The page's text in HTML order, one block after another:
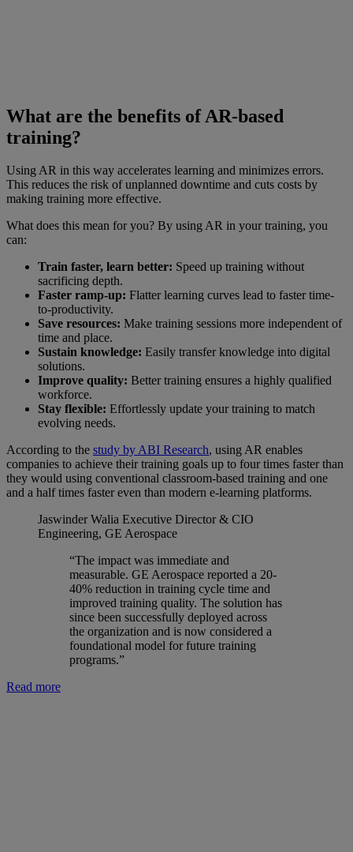
What are the benefits of AR-based
training?
Using AR in this way accelerates learning and minimizes errors.
This reduces the risk of unplanned downtime and cuts costs by
making training more effective.
What does this mean for you? By using AR in your training, you
can:
Train faster, learn better: Speed up training without
sacrificing depth.
Faster ramp-up: Flatter learning curves lead to faster time-
to-productivity.
Save resources: Make training sessions more independent of
time and place.
Sustain knowledge: Easily transfer knowledge into digital
solutions.
Improve quality: Better training ensures a highly qualified
workforce.
Stay flexible: Effortlessly update your training to match
evolving needs.
According to the study by ABI Research, using AR enables
companies to achieve their training goals up to four times faster than
they would using conventional classroom-based training and one
and a half times faster even than modern e-learning platforms.
Jaswinder Walia Executive Director & CIO
Engineering, GE Aerospace
“The impact was immediate and
measurable. GE Aerospace reported a 20-
40% reduction in training cycle time and
improved training quality. The solution has
since been successfully deployed across
the organization and is now considered a
foundational model for future training
programs.”
Read more